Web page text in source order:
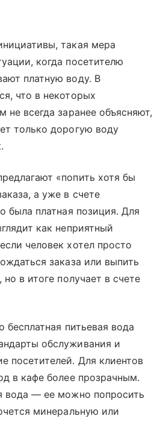
такая мера
когда посетителю
платную воду. В
что в некоторых
не всегда заранее объясняют,
только дорогую воду
«попить хотя бы
а уже в счете
была платная позиция. Для
как неприятный
человек хотел просто
заказа или выпить
в итоге получает в счете
бесплатная питьевая вода
обслуживания и
посетителей. Для клиентов
в кафе более прозрачным.
вода — ее можно попросить
минеральную или